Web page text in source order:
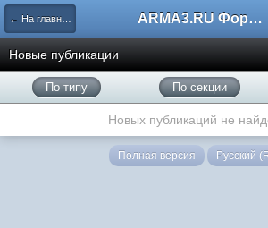
← На главную ARMA3.RU Форум
Новые публикации
По типу По секции
Новых публикаций не
Полная версия Русский